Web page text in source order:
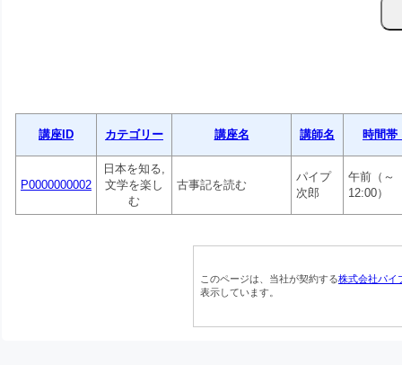
講座ID カテゴリー 講座名 講師名 時間
P0000000002
日本を知る,
文学を楽し
む
古事記を読む
パイプ
次郎
午前（～
12:00）
このページは、当社が契約する株式会社パイ
表示しています。